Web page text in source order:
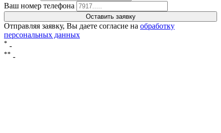
Ваш номер телефона
Отправляя заявку, Вы даете согласие на обработку
персональных данных
* -
** -